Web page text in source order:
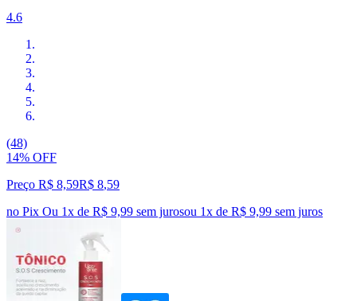
4.6
(48)
14% OFF
Preço R$ 8,59R$ 8,59
no Pix Ou 1x de R$ 9,99 sem jurosou 1x de R$ 9,99 sem juros